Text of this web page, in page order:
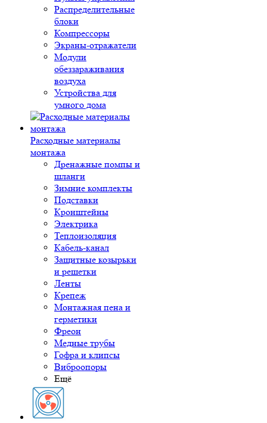
Распределительные
блоки
Компрессоры
Экраны-отражатели
Модули
обеззараживания
воздуха
Устройства для
умного дома
Расходные материалы
монтажа
Дренажные помпы и
шланги
Зимние комплекты
Подставки
Кронштейны
Электрика
Теплоизоляция
Кабель-канал
Защитные козырьки
и решетки
Ленты
Крепеж
Монтажная пена и
герметики
Фреон
Медные трубы
Гофра и клипсы
Виброопоры
Ещё